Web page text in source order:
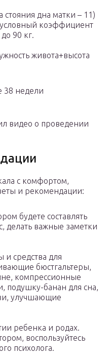
дна матки – 11)
коэффициент
90 кг.
живота+высота
38 недели
видео о проведении
с комфортом,
и рекомендации:
будете составлять
делать важные заметки
и средства для
бюстгальтеры,
компрессионные
подушку-банан для сна,
улучшающие
ребенка и родах.
воспользуйтесь
психолога.